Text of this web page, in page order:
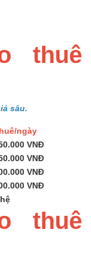
thuê
sâu.
ngày
VNĐ
VNĐ
VNĐ
VNĐ
thuê